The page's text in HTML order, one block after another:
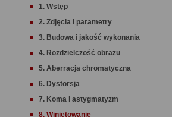
1. Wstęp
2. Zdjęcia i parametry
3. Budowa i jakość wykonania
4. Rozdzielczość obrazu
5. Aberracja chromatyczna
6. Dystorsja
7. Koma i astygmatyzm
8. Winietowanie